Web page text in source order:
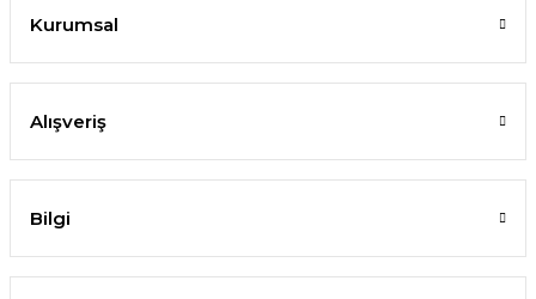
Kurumsal
Alışveriş
Bilgi